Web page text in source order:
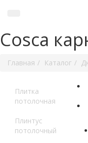
Cosca
Главная Каталог
Плитка
потолочная
Плинтус
потолочный